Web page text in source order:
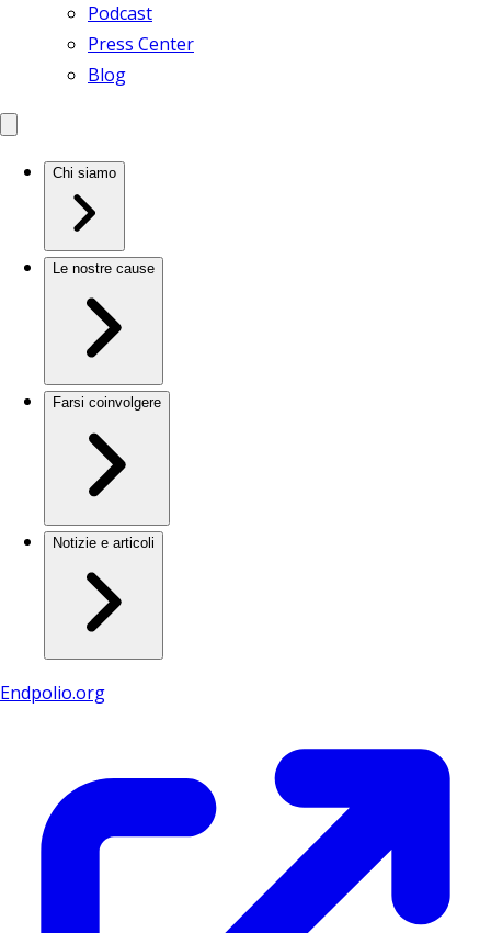
Podcast
Press Center
Blog
Chi siamo
Le nostre cause
Farsi coinvolgere
Notizie e articoli
Endpolio.org